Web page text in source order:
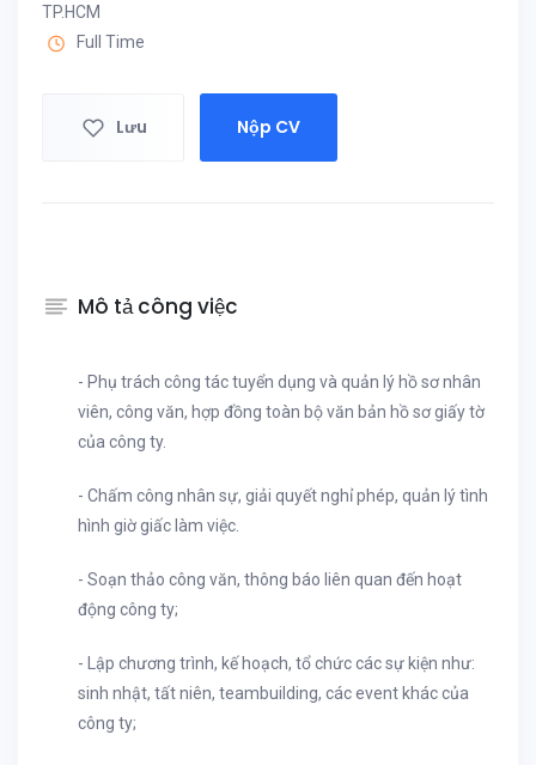
TP.HCM
Full Time
Lưu Nộp CV
Mô tả công việc
- Phụ trách công tác tuyển dụng và quản lý hồ sơ nhân
viên, công văn, hợp đồng toàn bộ văn bản hồ sơ giấy tờ
của công ty.
- Chấm công nhân sự, giải quyết nghỉ phép, quản lý tình
hình giờ giấc làm việc.
- Soạn thảo công văn, thông báo liên quan đến hoạt
động công ty;
- Lập chương trình, kế hoạch, tổ chức các sự kiện như:
sinh nhật, tất niên, teambuilding, các event khác của
công ty;